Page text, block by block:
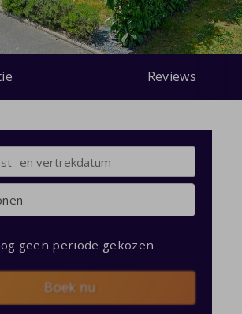
Reviews
geen periode gekozen
Boek nu